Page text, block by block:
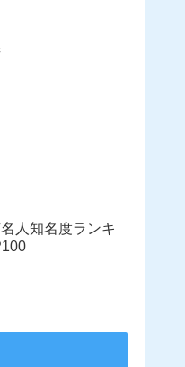
人知名度ランキ